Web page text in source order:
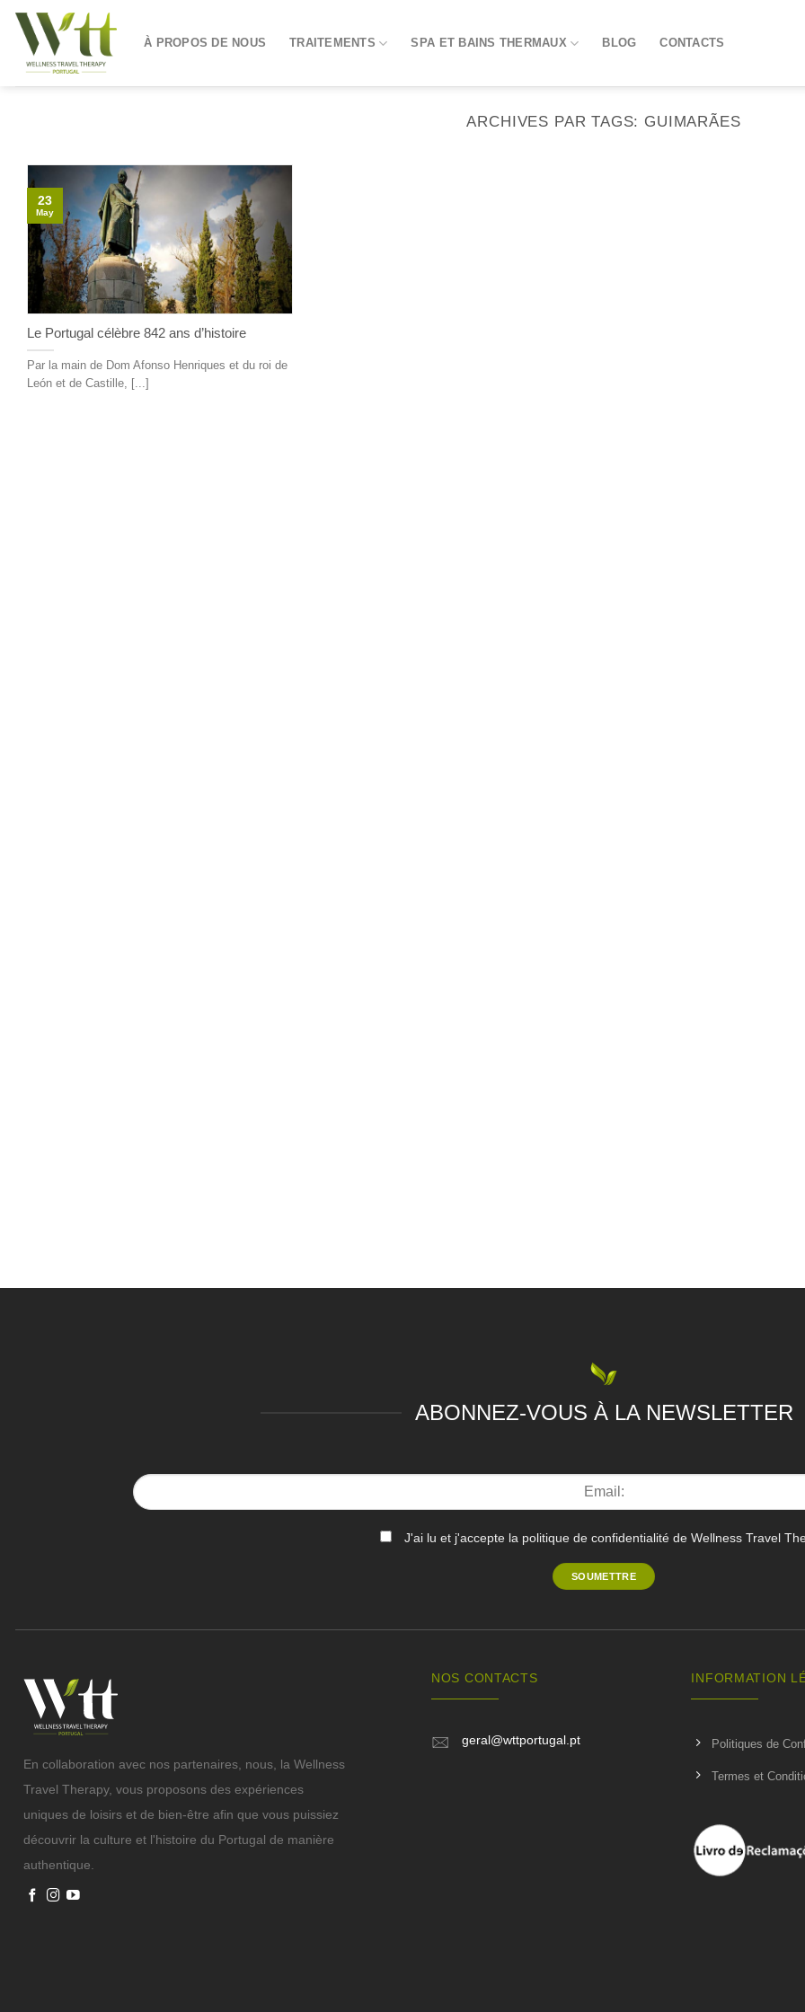
content
À PROPOS DE NOUS TRAITEMENTS SPA ET BAINS THERMAUX BLOG CONTACTS
ARCHIVES PAR TAGS: GUIMARÃES
Le Portugal célèbre 842 ans d’histoire
Par la main de Dom Afonso Henriques et du roi de
León et de Castille, [...]
23
May
ABONNEZ-VOUS À LA NEWSLETTER
J'ai lu et j'accepte la politique de confidentialité de Wellness Travel
En collaboration avec nos partenaires, nous, la Wellness
Travel Therapy, vous proposons des expériences
uniques de loisirs et de bien-être afin que vous puissiez
découvrir la culture et l'histoire du Portugal de manière
authentique.
NOS CONTACTS
geral@wttportugal.pt
INFORMATION
Politiques de
Termes et